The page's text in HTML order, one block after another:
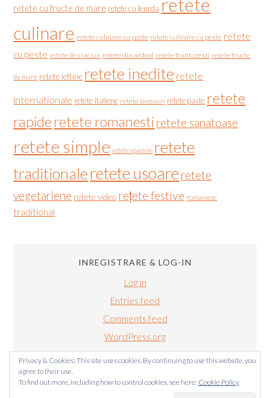
retete cu fructe de mare retete cu leurda retete
culinare retete culinare cu paste retete culinare cu peste retete
cu peste retete de craciun retete din ardeal retete frantuzesti retete fructe
de mare retete ieftine retete inedite retete
internationale retete italiene retete la ceaun retete paste retete
rapideretete romanesti retete sanatoase
retete simple retete spaniole retete
traditionaleretete usoare retete
vegetariene retete video rețete festive romanesc
traditional
INREGISTRARE & LOG-IN
Log in
Entries feed
Comments feed
WordPress.org
Privacy & Cookies: This site uses cookies. By continuing to use this website, you
agree to their use.
To find out more, including how to control cookies, see here: Cookie Policy